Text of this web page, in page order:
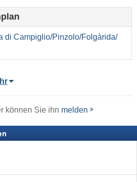
di Campiglio/​Pinzolo/​Folgàrida/​
können Sie ihn melden